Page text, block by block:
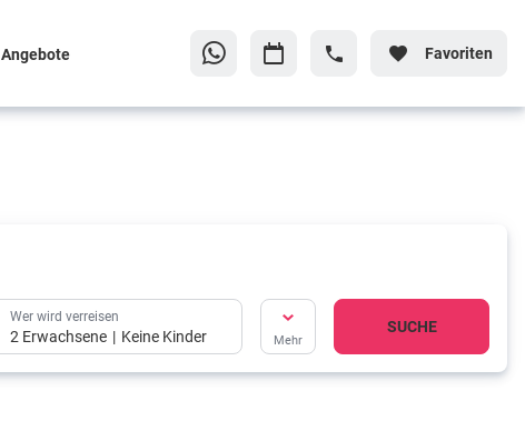
Angebote Favoriten
Wer wird verreisen
2 Erwachsene Keine Kinder Mehr
SUCHE